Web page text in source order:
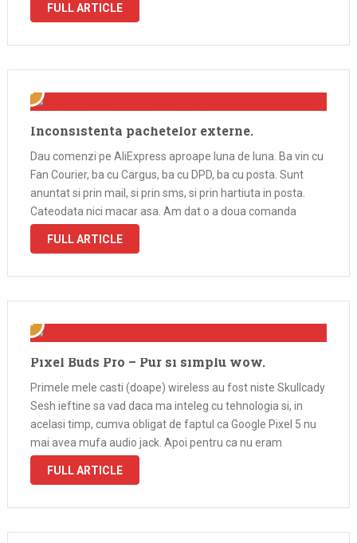
FULL ARTICLE
Inconsistenta pachetelor externe.
Dau comenzi pe AliExpress aproape luna de luna. Ba vin cu
Fan Courier, ba cu Cargus, ba cu DPD, ba cu posta. Sunt
anuntat si prin mail, si prin sms, si prin hartiuta in posta.
Cateodata nici macar asa. Am dat o a doua comanda
zilele …
FULL ARTICLE
Pixel Buds Pro – Pur si simplu wow.
Primele mele casti (doape) wireless au fost niste Skullcady
Sesh ieftine sa vad daca ma inteleg cu tehnologia si, in
acelasi timp, cumva obligat de faptul ca Google Pixel 5 nu
mai avea mufa audio jack. Apoi pentru ca nu eram
multumit de autonomie si calitatea …
FULL ARTICLE